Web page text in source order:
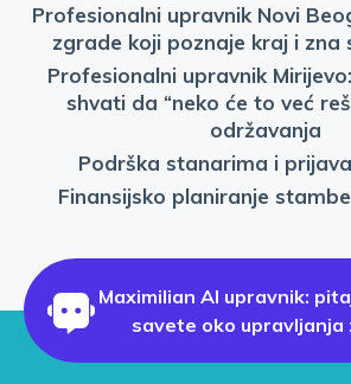
Profesionalni upravnik Novi
zgrade koji poznaje kraj i zna
Profesionalni upravnik
shvati da “neko će to već
održavanja
Podrška stanarima i
Finansijsko planiranje
Maximilian AI upravnik:
savete oko upravljanja